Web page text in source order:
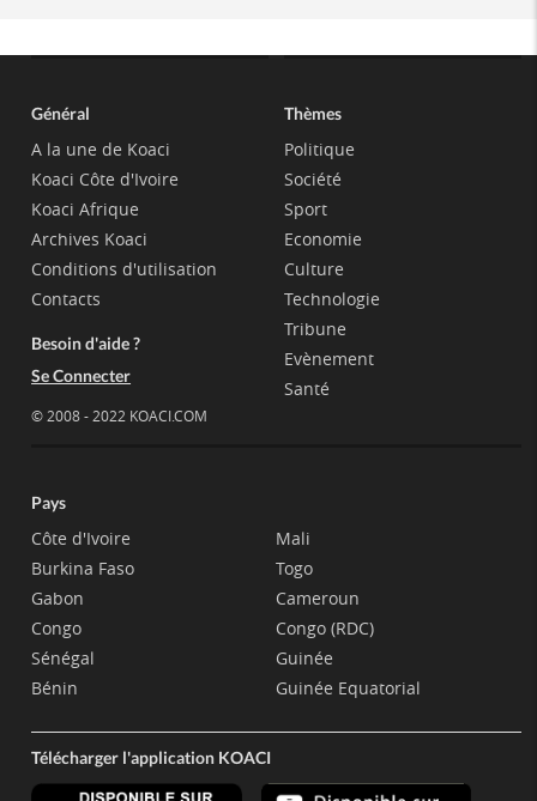
Général
A la une de Koaci
Koaci Côte d'Ivoire
Koaci Afrique
Archives Koaci
Conditions d'utilisation
Contacts
Besoin d'aide ?
Se Connecter
© 2008 - 2022 KOACI.COM
Thèmes
Politique
Société
Sport
Economie
Culture
Technologie
Tribune
Evènement
Santé
Pays
Côte d'Ivoire
Burkina Faso
Gabon
Congo
Sénégal
Bénin
Mali
Togo
Cameroun
Congo (RDC)
Guinée
Guinée Equatorial
Télécharger l'application KOACI